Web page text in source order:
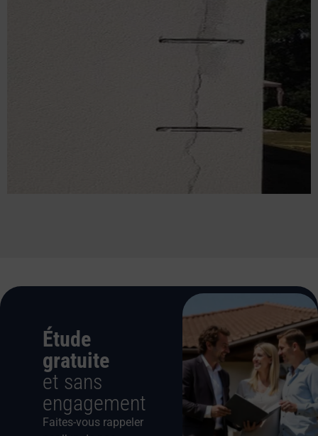
Étude
gratuite
et sans
engagement
Faites-vous rappeler